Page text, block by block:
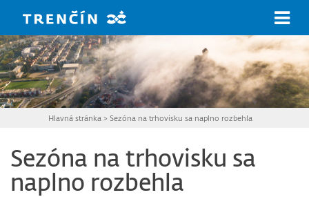
Hlavná stránka >Sezóna na trhovisku sa naplno rozbehla
Sezóna na trhovisku sa
naplno rozbehla